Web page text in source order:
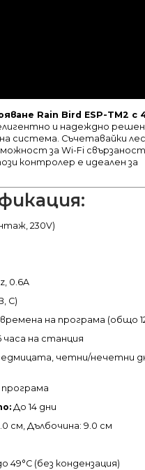
Rain Bird ESP-TM2 с
и надеждно
система. Съчетавайки
за Wi-Fi свързаност
контролер е идеален за
230V)
0.6A
C)
на програма (общо
на станция
четни/нечетни
програма
До 14 дни
см, Дълбочина: 9.0 см
49°C (без кондензация)